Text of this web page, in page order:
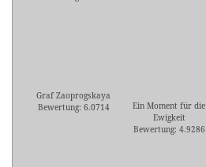
Graf Zaoprogskaya
Bewertung: 6.0714
Ein Moment für die
Ewigkeit
Bewertung: 4.9286